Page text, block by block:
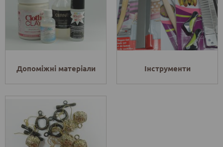
Допоміжні матеріали Інструменти